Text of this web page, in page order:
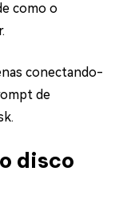
como o
conectando-
de
disco